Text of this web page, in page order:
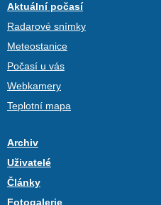
Aktuální počasí
Radarové snímky
Meteostanice
Počasí u vás
Webkamery
Teplotní mapa
Archiv
Uživatelé
Články
Fotogalerie